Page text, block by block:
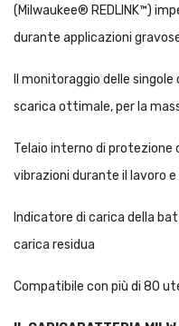
(Milwaukee® REDLINK™)
durante applicazioni
Il monitoraggio delle
scarica ottimale, per la
Telaio interno di protezione
vibrazioni durante il lavoro
Indicatore di carica della
carica residua
Compatibile con più di 80